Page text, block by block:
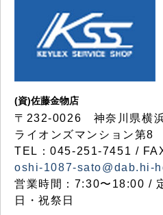
(資)佐藤金物店
〒232-0026 神奈川県横
ライオンズマンション第
TEL：045-251-7451 /
oshi-1087-sato@dab.hi-
営業時間：7:30〜18:00 /
日・祝祭日